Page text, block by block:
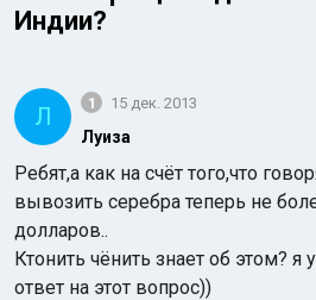
Аравийское море
Индии?
Л 1 15 дек. 2013
Луиза
Ребят,а как на счёт того,что
вывозить серебра теперь не
долларов..
Ктонить чёнить знает об этом? я
ответ на этот вопрос))